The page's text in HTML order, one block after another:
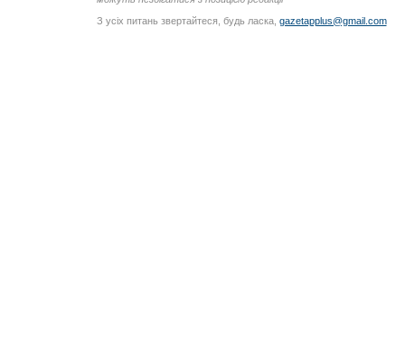
З усіх питань звертайтеся, будь ласка, gazetapplus@gmail.com